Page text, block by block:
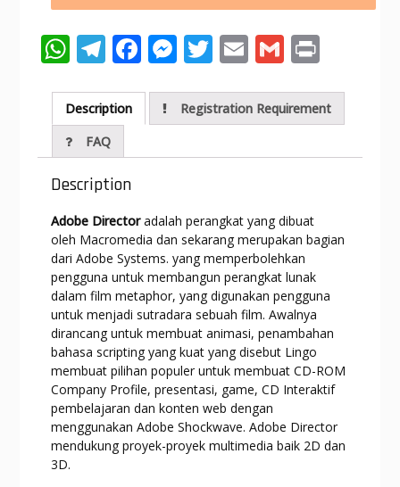
W
at
s
A
p
p
T
e
gr
a
m
F
e
b
o
k
M
ss
e
n
er
T
itt
er
E
ai
l
G
ai
l
Pr
t
Description
Registration Requirement
FAQ
Description
Adobe Directoradalah perangkat yang dibuat
oleh Macromedia dan sekarang merupakan bagian
dari Adobe Systems. yang memperbolehkan
pengguna untuk membangun perangkat lunak
dalam film metaphor, yang digunakan pengguna
untuk menjadi sutradara sebuah film. Awalnya
dirancang untuk membuat animasi, penambahan
bahasa scripting yang kuat yang disebut Lingo
membuat pilihan populer untuk membuat CD-ROM
Company Profile, presentasi, game, CD Interaktif
pembelajaran dan konten web dengan
menggunakan Adobe Shockwave. Adobe Director
mendukung proyek-proyek multimedia baik 2D dan
3D.